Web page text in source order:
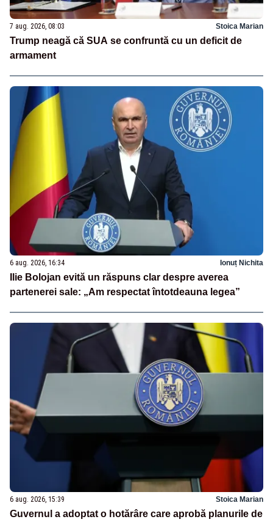
7 aug. 2026, 08:03 Stoica Marian
Trump neagă că SUA se confruntă cu un deficit de
armament
6 aug. 2026, 16:34 Ionuț Nichita
Ilie Bolojan evită un răspuns clar despre averea
partenerei sale: „Am respectat întotdeauna legea”
6 aug. 2026, 15:39 Stoica Marian
Guvernul a adoptat o hotărâre care aprobă planurile de